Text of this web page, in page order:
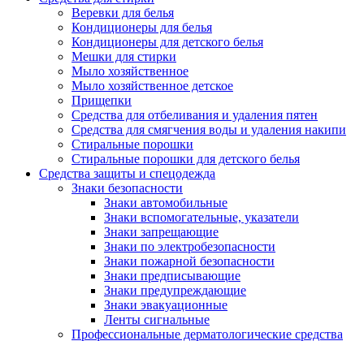
Веревки для белья
Кондиционеры для белья
Кондиционеры для детского белья
Мешки для стирки
Мыло хозяйственное
Мыло хозяйственное детское
Прищепки
Средства для отбеливания и удаления пятен
Средства для смягчения воды и удаления накипи
Стиральные порошки
Стиральные порошки для детского белья
Средства защиты и спецодежда
Знаки безопасности
Знаки автомобильные
Знаки вспомогательные, указатели
Знаки запрещающие
Знаки по электробезопасности
Знаки пожарной безопасности
Знаки предписывающие
Знаки предупреждающие
Знаки эвакуационные
Ленты сигнальные
Профессиональные дерматологические средства